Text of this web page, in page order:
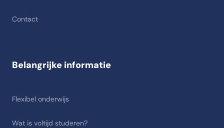
Contact
Belangrijke informatie
Flexibel onderwijs
Wat is voltijd studeren?